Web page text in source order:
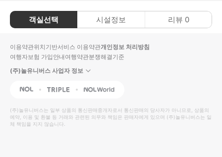
객실선택 시설정보 리뷰 0
이용약관위치기반서비스 이용약관개인정보 처리방침
여행자보험 가입안내여행약관분쟁해결기준
(주)놀유니버스 사업자 정보
NOL Triple Interpark Global
(주)놀유니버스는 일부 상품의 통신판매중개자로서 통신판매의 당사자가 아니므로, 상품의
예약, 이용 및 환불 등 거래와 관련된 의무와 책임은 판매자에게 있으며 (주)놀유니버스는 일
체 책임을 지지 않습니다.